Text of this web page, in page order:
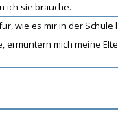
ich sie brauche.
wie es mir in der Schule
ermuntern mich meine